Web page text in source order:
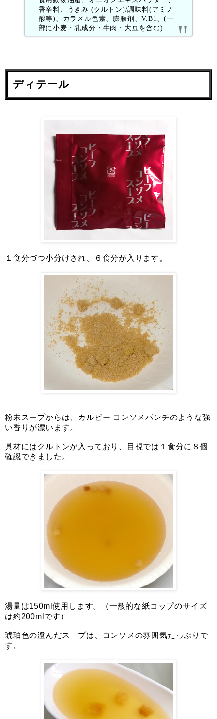
香辛料、うきみ (クルトン)/調味料(アミノ
酸等)、カラメル色素、膨脹剤、V.B1、(一
部に小麦・乳成分・牛肉・大豆を含む)
ディテール
１食分づつ小分けされ、６食分が入ります。
粉末スープからは、カルビー コンソメパンチのような強
い香りが漂います。
具材にはクルトンが入っており、目視では１食分に８個
確認できました。
湯量は150ml使用します。（一般的な紙コップのサイズ
は約200mlです）
琥珀色の澄んだスープは、コンソメの雰囲気たっぷりで
す。